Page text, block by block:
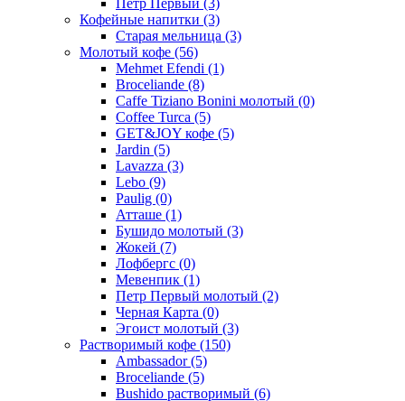
Кофейные напитки (3)
Старая мельница (3)
Молотый кофе (56)
Mehmet Efendi (1)
Broceliande (8)
Caffe Tiziano Bonini молотый (0)
Coffee Turca (5)
GET&JOY кофе (5)
Jardin (5)
Lavazza (3)
Lebo (9)
Paulig (0)
Атташе (1)
Бушидо молотый (3)
Жокей (7)
Лофбергс (0)
Мевенпик (1)
Петр Первый молотый (2)
Черная Карта (0)
Эгоист молотый (3)
Растворимый кофе (150)
Ambassador(5)
Broceliande (5)
Bushido растворимый (6)